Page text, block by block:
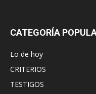
CATEGORÍA
Lo de hoy
CRITERIOS
TESTIGOS